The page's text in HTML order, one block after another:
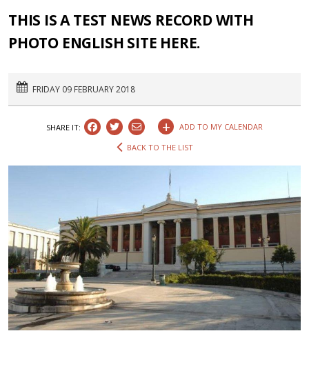
THIS IS A TEST NEWS RECORD WITH
PHOTO ENGLISH SITE HERE.
FRIDAY 09 FEBRUARY 2018
SHARE IT: +
ADD TO MY CALENDAR
BACK TO THE LIST